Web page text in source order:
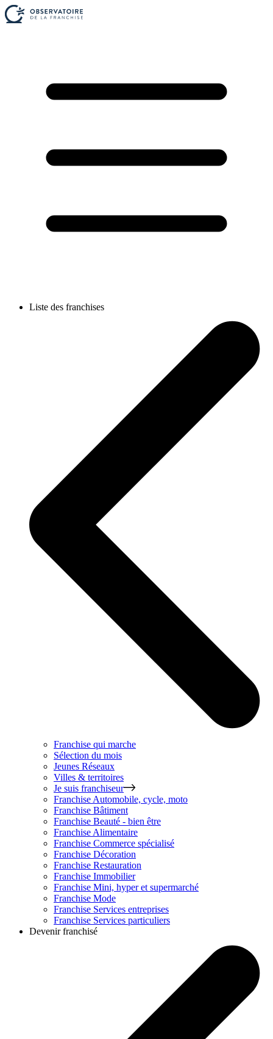
Liste des franchises
Franchise qui marche
Sélection du mois
Jeunes Réseaux
Villes & territoires
Je suis franchiseur
Franchise Automobile, cycle, moto
Franchise Bâtiment
Franchise Beauté - bien être
Franchise Alimentaire
Franchise Commerce spécialisé
Franchise Décoration
Franchise Restauration
Franchise Immobilier
Franchise Mini, hyper et supermarché
Franchise Mode
Franchise Services entreprises
Franchise Services particuliers
Devenir franchisé